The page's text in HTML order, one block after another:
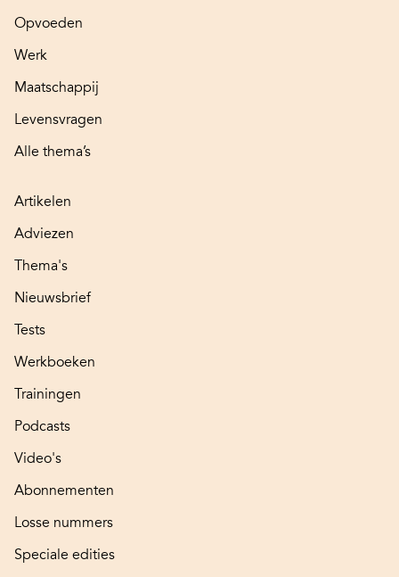
Opvoeden
Werk
Maatschappij
Levensvragen
Alle thema’s
Artikelen
Adviezen
Thema's
Nieuwsbrief
Tests
Werkboeken
Trainingen
Podcasts
Video's
Abonnementen
Losse nummers
Speciale edities